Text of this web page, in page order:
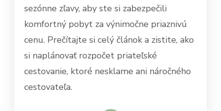
sezónne zľavy, aby ste si zabezpečili
komfortný pobyt za výnimočne priaznivú
cenu. Prečítajte si celý článok a zistite, ako
si naplánovať rozpočet priateľské
cestovanie, ktoré nesklame ani náročného
cestovateľa.